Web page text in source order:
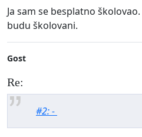
Ja sam se besplatno
budu školovani.
Gost
Re:
#2: -